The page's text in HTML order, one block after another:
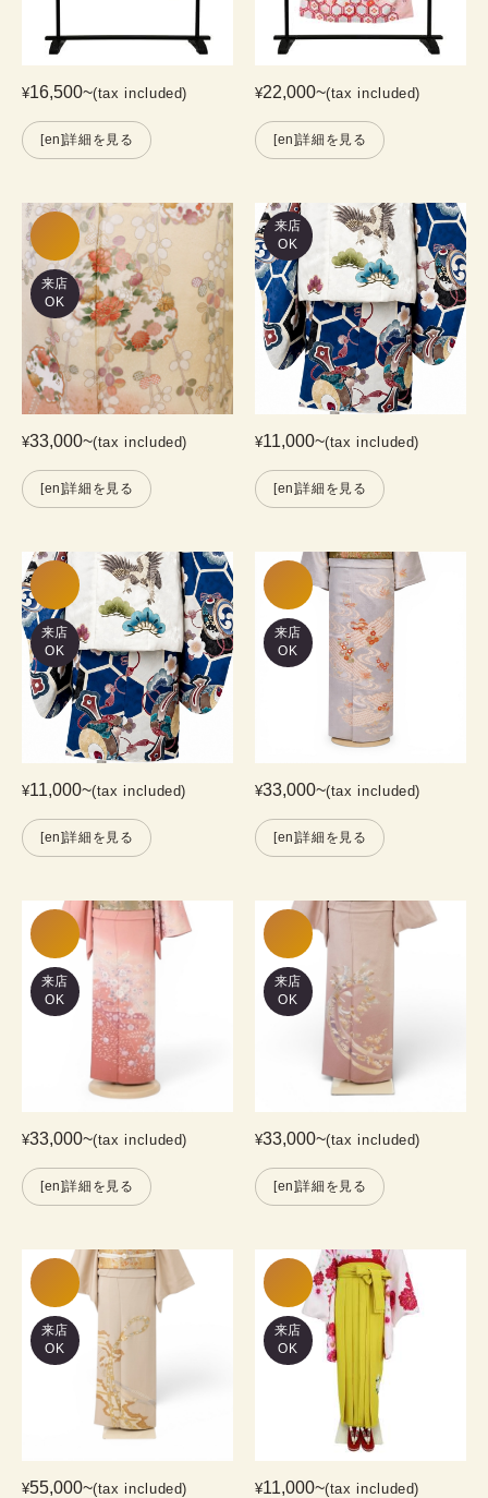
¥16,500~(tax included)
[en]詳細を見る
¥22,000~(tax included)
[en]詳細を見る
来店
OK
¥33,000~(tax included)
[en]詳細を見る
来店
OK
¥11,000~(tax included)
[en]詳細を見る
来店
OK
¥11,000~(tax included)
[en]詳細を見る
来店
OK
¥33,000~(tax included)
[en]詳細を見る
来店
OK
¥33,000~(tax included)
[en]詳細を見る
来店
OK
¥33,000~(tax included)
[en]詳細を見る
来店
OK
¥55,000~(tax included)
来店
OK
¥11,000~(tax included)